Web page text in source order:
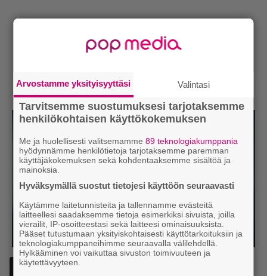
Lisää Episodi Googlen suosituksi lähteeksi
Arvostamme yksityisyyttäsi Valintasi
Tarvitsemme suostumuksesi tarjotaksemme
henkilökohtaisen käyttökokemuksen
Me ja huolellisesti valitsemamme89 teknologiakumppania
hyödynnämme henkilötietoja tarjotaksemme paremman
käyttäjäkokemuksen sekä kohdentaaksemme sisältöä ja
mainoksia.
Hyväksymällä suostut tietojesi käyttöön seuraavasti
Käytämme laitetunnisteita ja tallennamme evästeitä
laitteellesi saadaksemme tietoja esimerkiksi sivuista, joilla
vierailit, IP-osoitteestasi sekä laitteesi ominaisuuksista.
Pääset tutustumaan yksityiskohtaisesti käyttötarkoituksiin ja
teknologiakumppaneihimme seuraavalla välilehdellä.
Hylkääminen voi vaikuttaa sivuston toimivuuteen ja
käytettävyyteen.